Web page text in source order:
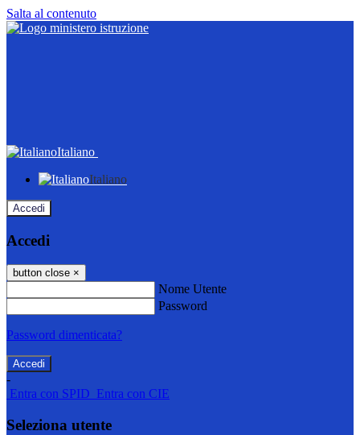
Salta al contenuto
Italiano
Italiano
Accedi
Accedi
button close ×
Nome Utente
Password
Password dimenticata?
-
Entra con SPID Entra con CIE
Seleziona utente